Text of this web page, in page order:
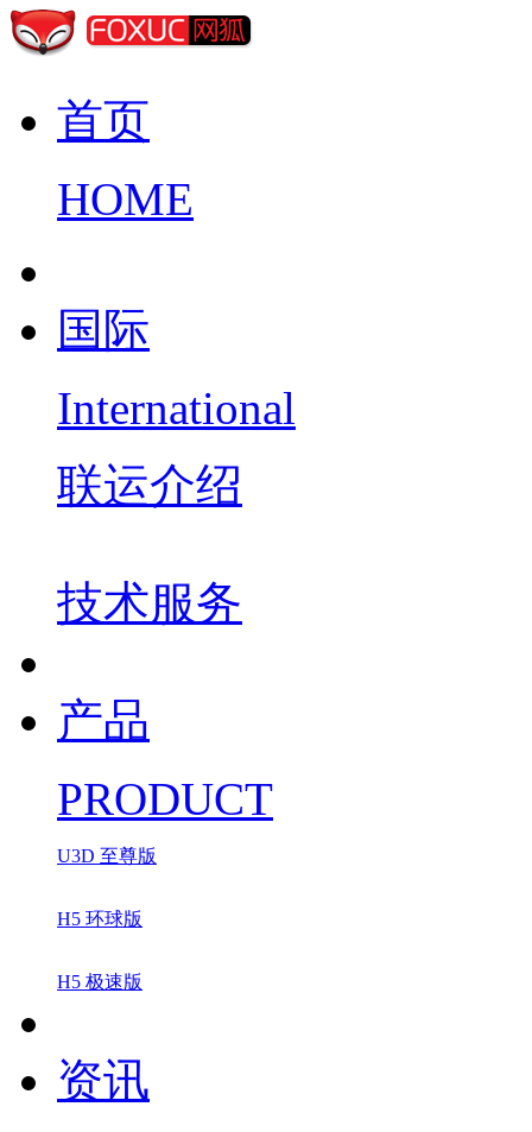
首页
HOME
国际
International
联运介绍
技术服务
产品
PRODUCT
U3D 至尊版
H5 环球版
H5 极速版
资讯